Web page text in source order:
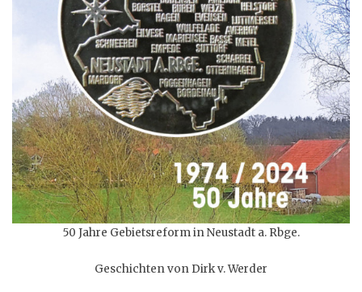
50 Jahre Gebietsreform in Neustadt a. Rbge.
Geschichten von Dirk v. Werder